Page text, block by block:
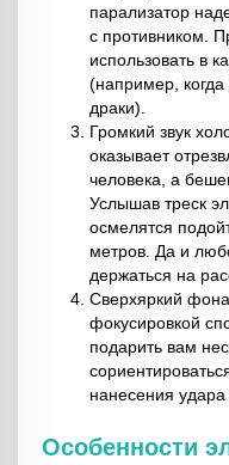
парализатор
с противником.
использовать в
(например,
драки).
Громкий звук
оказывает
человека, а
Услышав треск
осмелятся
метров. Да и
держаться на
Сверхяркий
фокусировкой
подарить вам
нанесения
Особенности